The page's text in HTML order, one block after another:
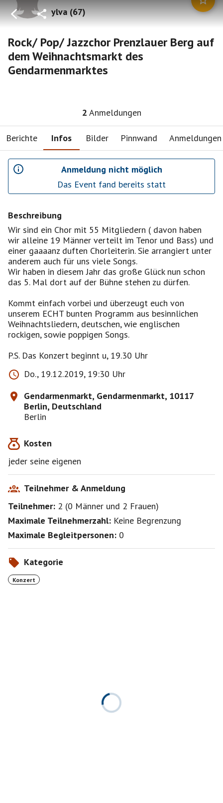
ylva(67)
Rock/ Pop/ Jazzchor Prenzlauer Berg auf
dem Weihnachtsmarkt des
Gendarmenmarktes
2 Anmeldungen
Berichte Infos Bilder Pinnwand Anmeldungen
Anmeldung nicht möglich
Das Event fand bereits statt
Beschreibung
Wir sind ein Chor mit 55 Mitgliedern ( davon haben
wir alleine 19 Männer verteilt im Tenor und Bass) und
einer gaaaanz duften Chorleiterin. Sie arrangiert unter
anderem auch für uns viele Songs.
Wir haben in diesem Jahr das große Glück nun schon
das 5. Mal dort auf der Bühne stehen zu dürfen.
Kommt einfach vorbei und überzeugt euch von
unserem ECHT bunten Programm aus besinnlichen
Weihnachtsliedern, deutschen, wie englischen
rockigen, sowie poppigen Songs.
P.S. Das Konzert beginnt u, 19.30 Uhr
Do., 19.12.2019, 19:30 Uhr
Gendarmenmarkt, Gendarmenmarkt, 10117
Berlin, Deutschland
Berlin
Kosten
jeder seine eigenen
Teilnehmer & Anmeldung
Teilnehmer: 2 (0 Männer und 2 Frauen)
Maximale Teilnehmerzahl: Keine Begrenzung
Maximale Begleitpersonen: 0
Kategorie
Konzert